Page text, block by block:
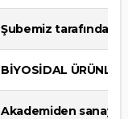
Şubemiz tarafından
BİYOSİDAL
Akademiden